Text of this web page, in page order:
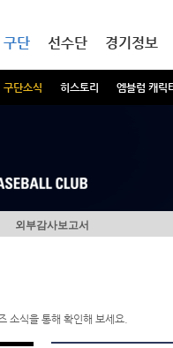
구단
구단소식 히스토리 엠블럼 캐릭
선수단 경기정보
외부감사보고서
소식을 통해 확인해 보세요.